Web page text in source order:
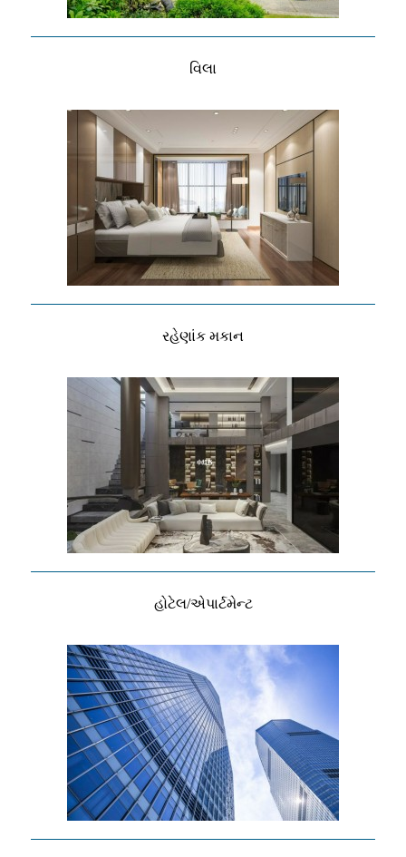
વિલા
રહેણાંક મકાન
હોટેલ/એપાર્ટમેન્ટ